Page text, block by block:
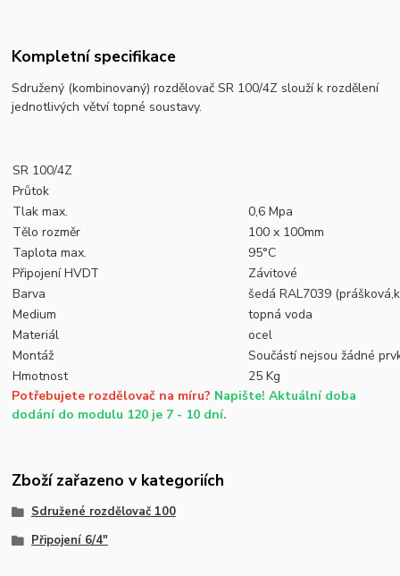
Kompletní specifikace
Sdružený (kombinovaný) rozdělovač SR 100/4Z slouží k rozdělení
jednotlivých větví topné soustavy.
SR 100/4Z
Průtok
Tlak max.
0,6 Mpa
Tělo rozměr
100 x 100mm
Taplota max.
95°C
Připojení HVDT
Závitové
Barva
šedá RAL7039
Medium
topná voda
Materiál
ocel
Montáž
Součástí nejsou žádné
Hmotnost
25 Kg
Potřebujete rozdělovač na míru? Napište! Aktuální doba
dodání do modulu 120 je 7 - 10 dní.
Zboží zařazeno v kategoriích
Sdružené rozdělovač 100
Připojení 6/4"